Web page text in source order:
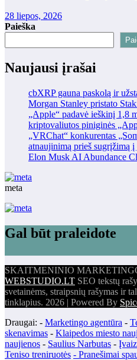
28 liepos, 2026
Paieška
Naujausi įrašai
cbXRP gauna paskolą ir
Morgan Stanley pristato
„Apple“ padavė ieškinį 1,8
kriptovaliutos piniginės
„VRChat“ konkurentas
atnaujinimą prieš sugrįžimą į
Elon Musk AI Abundance
meta
Gal būt praleidote
SKAITMENINIO
WEBSTUDIO.LT SEO tekstų
svetainėms, straipsnių rašymas ir
tinklapius. 2026 | Powered By
Draugai: - Marketingo agentūra -
skenavimas - Klaipedos miesto
naujienos - Saulius Narbutas -
Teniso treniruotės - Pranešimai